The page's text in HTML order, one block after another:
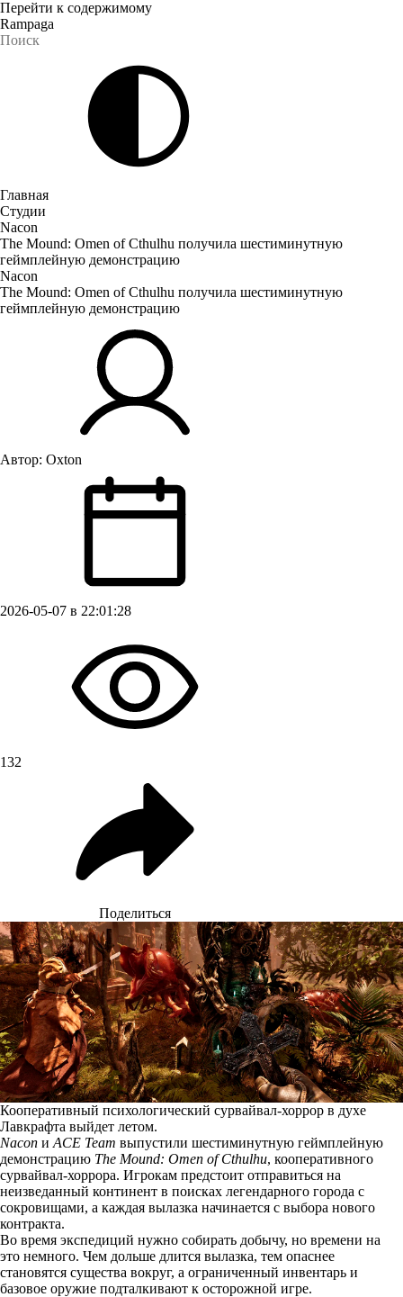
Перейти к содержимому
Rampaga
Главная
Студии
Nacon
The Mound: Omen of Cthulhu получила шестиминутную
геймплейную демонстрацию
Nacon
The Mound: Omen of Cthulhu получила шестиминутную
геймплейную демонстрацию
Автор: Oxton
2026-05-07 в 22:01:28
132
Поделиться
Кооперативный психологический сурвайвал-хоррор в духе
Лавкрафта выйдет летом.
Nacon и ACE Team выпустили шестиминутную геймплейную
демонстрацию The Mound: Omen of Cthulhu, кооперативного
сурвайвал-хоррора. Игрокам предстоит отправиться на
неизведанный континент в поисках легендарного города с
сокровищами, а каждая вылазка начинается с выбора нового
контракта.
Во время экспедиций нужно собирать добычу, но времени на
это немного. Чем дольше длится вылазка, тем опаснее
становятся существа вокруг, а ограниченный инвентарь и
базовое оружие подталкивают к осторожной игре.